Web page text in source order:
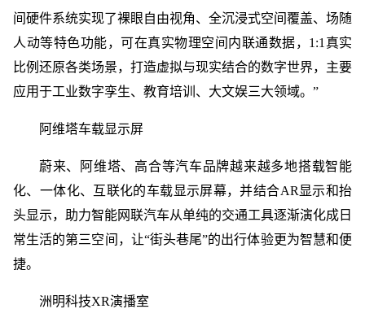
间硬件系统实现了裸眼自由视角、全沉浸式空间覆盖、场随
人动等特色功能，可在真实物理空间内联通数据，1:1真实
比例还原各类场景，打造虚拟与现实结合的数字世界，主要
应用于工业数字孪生、教育培训、大文娱三大领域。”
阿维塔车载显示屏
蔚来、阿维塔、高合等汽车品牌越来越多地搭载智能
化、一体化、互联化的车载显示屏幕，并结合AR显示和抬
头显示，助力智能网联汽车从单纯的交通工具逐渐演化成日
常生活的第三空间，让“街头巷尾”的出行体验更为智慧和便
捷。
洲明科技XR演播室